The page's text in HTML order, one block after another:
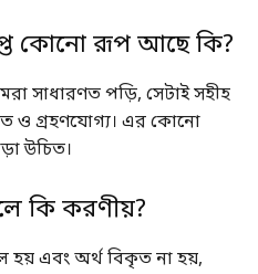
কোনো রূপ আছে কি?
সাধারণত পড়ি, সেটাই সহীহ
ও গ্রহণযোগ্য। এর কোনো
উচিত।
কি করণীয়?
হয় এবং অর্থ বিকৃত না হয়,